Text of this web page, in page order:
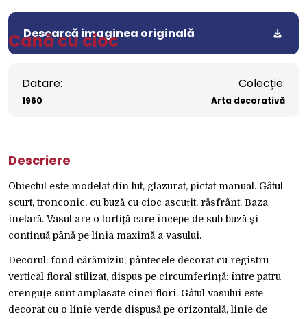
Descarcă imaginea originală
Cană cu cioc
Datare:
1960
Colecție:
Arta decorativă
Descriere
Obiectul este modelat din lut, glazurat, pictat manual. Gâtul
scurt, tronconic, cu buză cu cioc ascuțit, răsfrânt. Baza
inelară. Vasul are o tortiță care începe de sub buză și
continuă până pe linia maximă a vasului.
Decorul: fond cărămiziu; pântecele decorat cu registru
vertical floral stilizat, dispus pe circumferință: între patru
crenguțe sunt amplasate cinci flori. Gâtul vasului este
decorat cu o linie verde dispusă pe orizontală, linie de